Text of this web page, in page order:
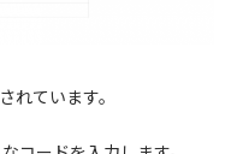
れています。